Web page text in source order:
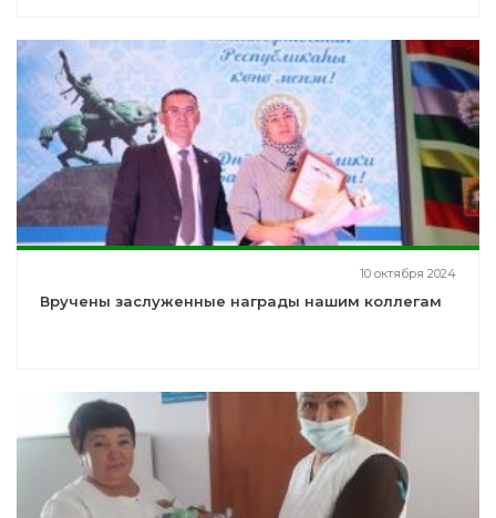
10 октября 2024
Вручены заслуженные награды нашим коллегам